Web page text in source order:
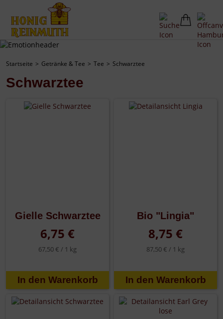
Startseite Getränke & Tee Tee Schwarztee
Schwarztee
Gielle Schwarztee
6,75 €
67,50 € / 1 kg
Bio "Lingia"
8,75 €
87,50 € / 1 kg